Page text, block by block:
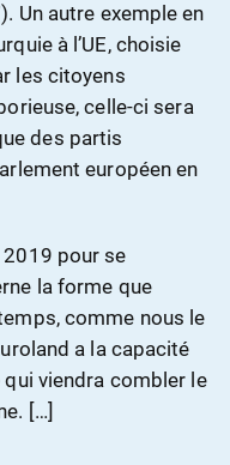
Un autre exemple en
à l’UE, choisie
les citoyens
celle-ci sera
des partis
européen en
2019 pour se
la forme que
comme nous le
a la capacité
viendra combler le
[…]